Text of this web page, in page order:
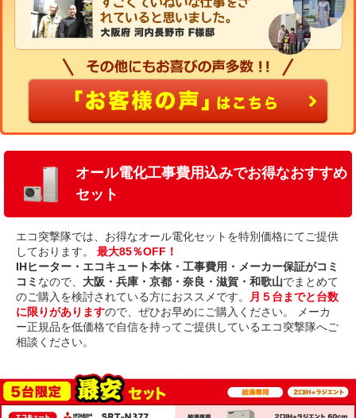
オール電化工事費用込みでお得なおすすめ
セット
エコ突撃隊では、お得なオール電化セットを特別価格にてご提供
しております。 最大85％OFF！
IHヒーター・エコキュート本体・工事費用・メーカー保証がコミ
コミ なので、 大阪・兵庫・京都・奈良・滋賀・和歌山でまとめて
のご購入を検討されている方におススメです。
月５台までと台数
に限りがありますので、ぜひお早めにご購入ください。 メーカ
ー正規品を低価格で自信を持ってご提供しているエコ突撃隊へご
相談ください。